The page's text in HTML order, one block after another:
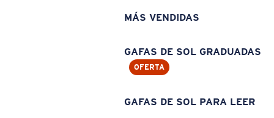
MÁS VENDIDAS
GAFAS DE SOL GRADUADAS
OFERTA
GAFAS DE SOL PARA LEER